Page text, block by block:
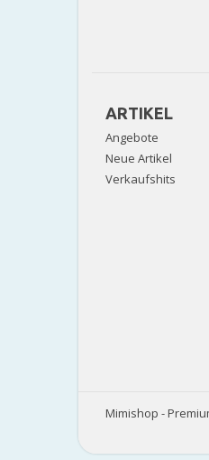
ARTIKEL
Angebote
Neue Artikel
Verkaufshits
Mimishop -